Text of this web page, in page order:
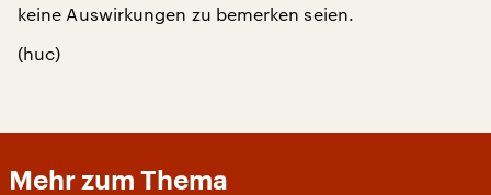
keine Auswirkungen zu bemerken seien.
(huc)
Mehr zum Thema